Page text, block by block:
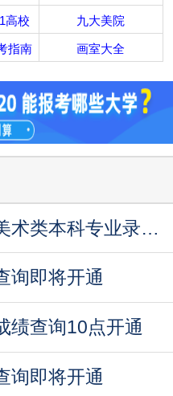
高校 九大美院
指南 画室大全
2023年河南师范大学美术类本科专业录取分数线
询即将开通
绩查询10点开通
询即将开通